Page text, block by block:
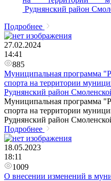
Руднянский район
Подробнее
27.02.2024
14:41
885
Муниципальная программа
спорта на территории
Руднянский район
Муниципальная программа
спорта на территории
Руднянский район
Подробнее
18.05.2023
18:11
1009
О внесении изменений в